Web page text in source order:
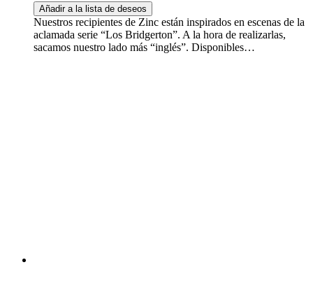
Añadir a la lista de deseos
Nuestros recipientes de Zinc están inspirados en escenas de la
aclamada serie “Los Bridgerton”. A la hora de realizarlas,
sacamos nuestro lado más “inglés”. Disponibles…